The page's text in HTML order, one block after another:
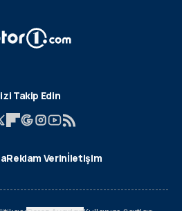
Takip Edin
Reklam Verinİletişim